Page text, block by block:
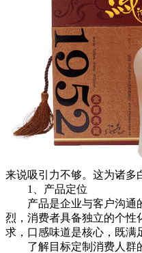
来说吸引力不够。这为诸多
1、产品定位
产品是企业与客户沟通的
烈，消费者具备独立的个性
求，口感味道是核心，既满
了解目标定制消费人群的